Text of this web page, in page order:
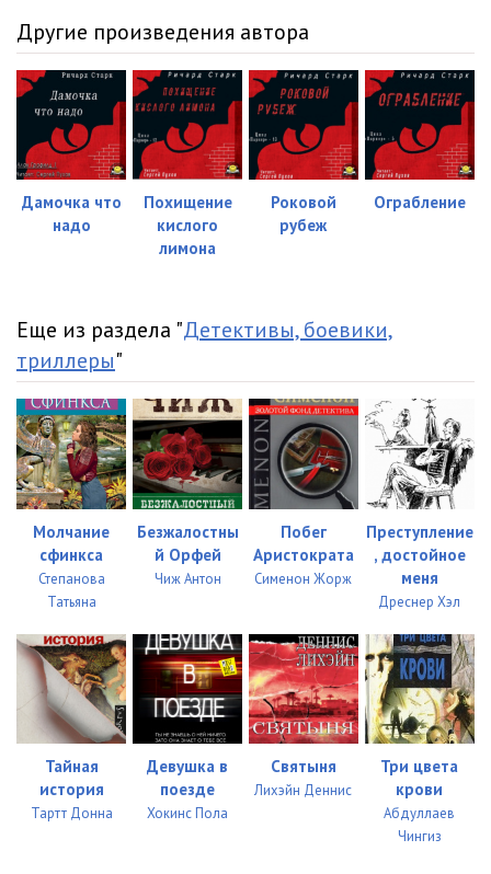
Другие произведения автора
Дамочка что
надо
Похищение
кислого
лимона
Роковой
рубеж
Ограбление
Еще из раздела "Детективы, боевики,
триллеры"
Молчание
сфинкса
Степановa
Татьяна
Безжалостны
й Орфей
Чиж Антон
Побег
Аристократа
Сименон Жорж
Преступление
, достойное
меня
Дреснер Хэл
Тайная
история
Тартт Донна
Девушка в
поезде
Хокинс Пола
Святыня
Лихэйн Деннис
Три цвета
крови
Абдуллаев
Чингиз